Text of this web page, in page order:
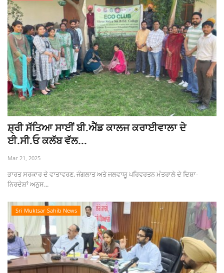
ਸ਼੍ਰੀ ਸੱਤਿਆ ਸਾਈਂ ਬੀ.ਐੱਡ ਕਾਲਜ ਕਰਾਈਵਾਲਾ ਦੇ
ਈ.ਸੀ.ਓ ਕਲੱਬ ਵੱਲ...
Mar 21, 2025
ਭਾਰਤ ਸਰਕਾਰ ਦੇ ਵਾਤਾਵਰਣ, ਜੰਗਲਾਤ ਅਤੇ ਜਲਵਾਯੂ ਪਰਿਵਰਤਨ ਮੰਤਰਾਲੇ ਦੇ ਦਿਸ਼ਾ-
ਨਿਰਦੇਸ਼ਾਂ ਅਨੁਸ...
Sri Muktsar Sahib News